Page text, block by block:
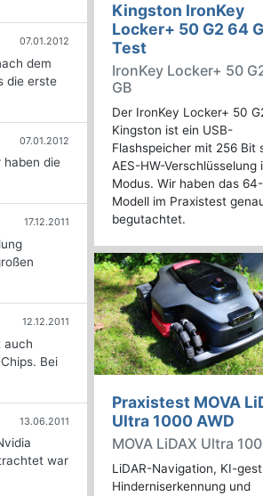
07.01.2012
dem
die erste
07.01.2012
haben die
17.12.2011
12.12.2011
auch
Bei
13.06.2011
war
Kingston IronKey
Locker+ 50 G2 64
Test
IronKey Locker+ 50
GB
Der IronKey Locker+ 50
Kingston ist ein USB-
Flashspeicher mit 256 Bit
AES-HW-Verschlüsselung
Modus. Wir haben das
Modell im Praxistest
begutachtet.
Praxistest MOVA
Ultra 1000 AWD
MOVA LiDAX Ultra
LiDAR-Navigation, KI-
Hinderniserkennung und